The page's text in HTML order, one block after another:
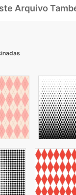
Arquivo